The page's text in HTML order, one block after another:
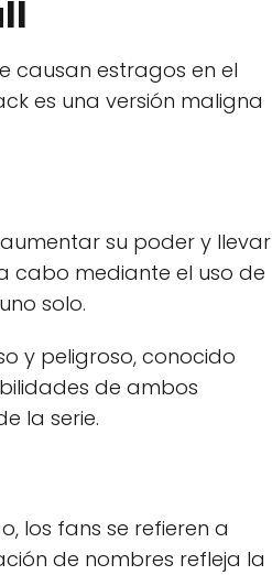
causan estragos en el
es una versión maligna
su poder y llevar
cabo mediante el uso de
solo.
y peligroso, conocido
de ambos
la serie.
los fans se refieren a
de nombres refleja la